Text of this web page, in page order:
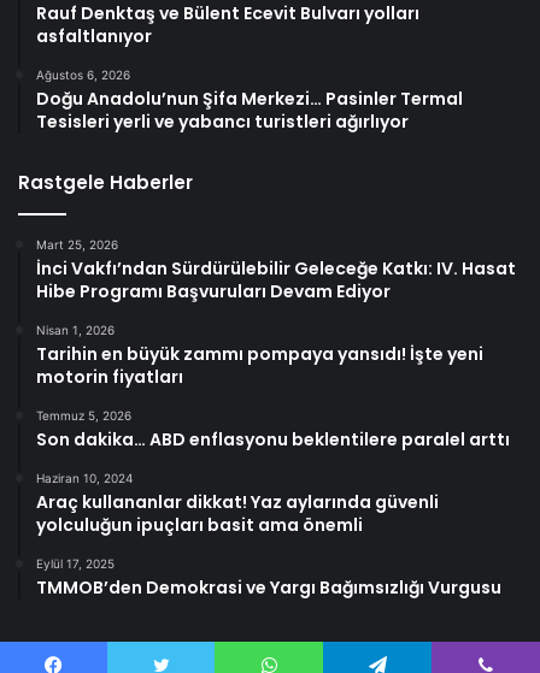
Rauf Denktaş ve Bülent Ecevit Bulvarı yolları
asfaltlanıyor
Ağustos 6, 2026
Doğu Anadolu’nun Şifa Merkezi… Pasinler Termal
Tesisleri yerli ve yabancı turistleri ağırlıyor
Rastgele Haberler
Mart 25, 2026
İnci Vakfı’ndan Sürdürülebilir Geleceğe Katkı: IV. Hasat
Hibe Programı Başvuruları Devam Ediyor
Nisan 1, 2026
Tarihin en büyük zammı pompaya yansıdı! İşte yeni
motorin fiyatları
Temmuz 5, 2026
Son dakika… ABD enflasyonu beklentilere paralel arttı
Haziran 10, 2024
Araç kullananlar dikkat! Yaz aylarında güvenli
yolculuğun ipuçları basit ama önemli
Eylül 17, 2025
TMMOB’den Demokrasi ve Yargı Bağımsızlığı Vurgusu